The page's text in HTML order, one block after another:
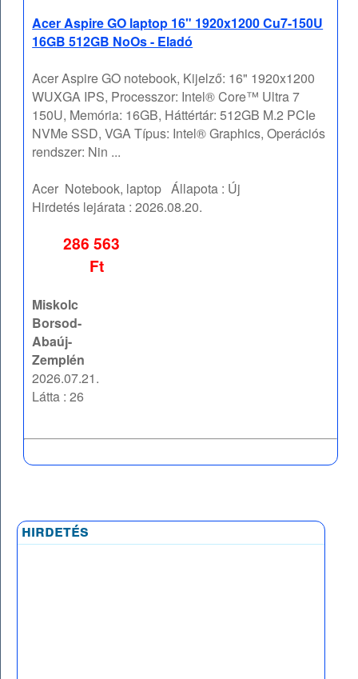
Acer Aspire GO laptop 16" 1920x1200 Cu7-150U
16GB 512GB NoOs - Eladó
Acer Aspire GO notebook, Kijelző: 16" 1920x1200
WUXGA IPS, Processzor: Intel® Core™ Ultra 7
150U, Memória: 16GB, Háttértár: 512GB M.2 PCIe
NVMe SSD, VGA Típus: Intel® Graphics, Operációs
rendszer: Nin ...
Acer Notebook, laptop Állapota : Új
Hirdetés lejárata :2026.08.20.
286 563
Ft
Miskolc
Borsod-
Abaúj-
Zemplén
2026.07.21.
Látta : 26
hirdetés